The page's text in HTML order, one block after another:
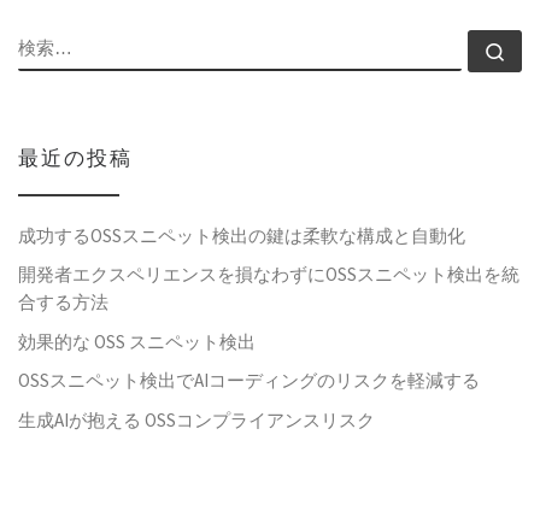
検索
最近の投稿
成功するOSSスニペット検出の鍵は柔軟な構成と自動化
開発者エクスペリエンスを損なわずにOSSスニペット検出を統
合する方法
効果的な OSS スニペット検出
OSSスニペット検出でAIコーディングのリスクを軽減する
生成AIが抱える OSSコンプライアンスリスク